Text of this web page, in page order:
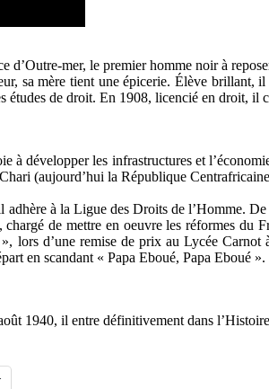
mer, le premier homme noir à
sa mère tient une épicerie. Élève
de droit. En 1908, licencié en droit, il
à développer les infrastructures et
(aujourd’hui la République
à la Ligue des Droits de l’Homme.
de mettre en oeuvre les réformes
lors d’une remise de prix au Lycée
en scandant « Papa Eboué, Papa Eboué ».
1940, il entre définitivement dans